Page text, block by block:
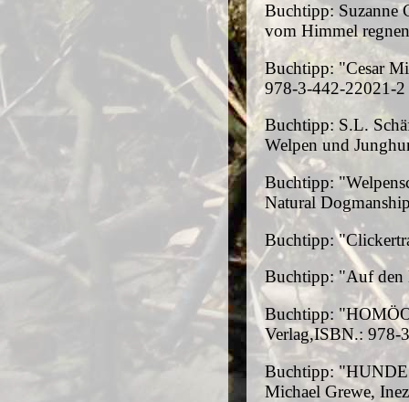
Buchtipp: Suzanne
vom Himmel
Buchtipp: "Cesar
978-3-442-22021-2
Buchtipp: S.L.
Welpen und
Buchtipp:
Natural
Buchtipp:
Buchtipp: "Auf den
Buchtipp:
Verlag,ISBN.: 978-
Buchtipp:
Michael Grewe,